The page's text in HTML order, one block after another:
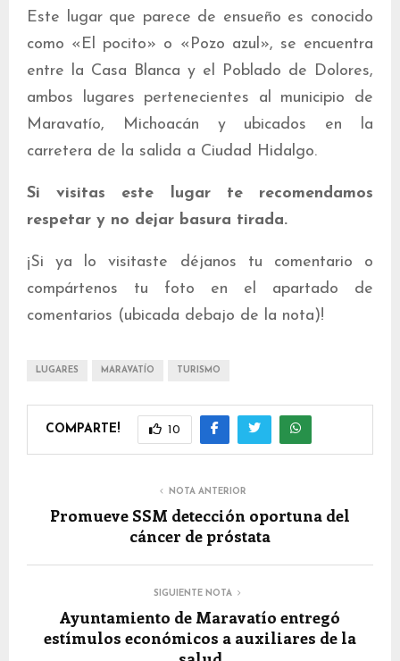
Este lugar que parece de ensueño es conocido
como «El pocito» o «Pozo azul», se encuentra
entre la Casa Blanca y el Poblado de Dolores,
ambos lugares pertenecientes al municipio de
Maravatío, Michoacán y ubicados en la
carretera de la salida a Ciudad Hidalgo.
Si visitas este lugar te recomendamos
respetar y no dejar basura tirada.
¡Si ya lo visitaste déjanos tu comentario o
compártenos tu foto en el apartado de
comentarios (ubicada debajo de la nota)!
LUGARES MARAVATÍO TURISMO
COMPARTE! 10
NOTA ANTERIOR
Promueve SSM detección oportuna del
cáncer de próstata
SIGUIENTE NOTA
Ayuntamiento de Maravatío entregó
estímulos económicos a auxiliares de la